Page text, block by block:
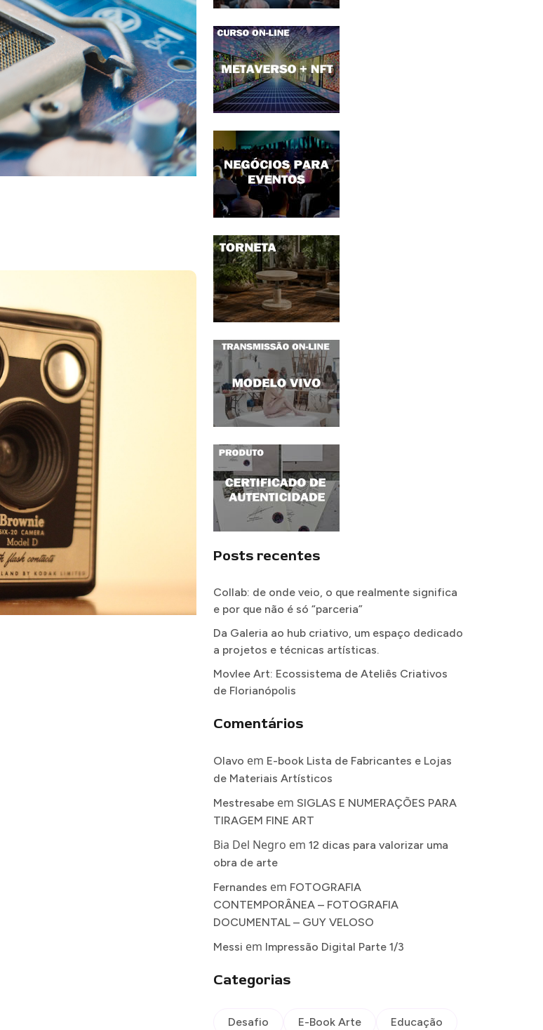
Posts recentes
Collab: de onde veio, o que realmente significa
e por que não é só “parceria”
Da Galeria ao hub criativo, um espaço dedicado
a projetos e técnicas artísticas.
Movlee Art: Ecossistema de Ateliês Criativos
de Florianópolis
Comentários
Olavo em E-book Lista de Fabricantes e Lojas
de Materiais Artísticos
Mestresabe em SIGLAS E NUMERAÇÕES PARA
TIRAGEM FINE ART
Bia Del Negro em 12 dicas para valorizar uma
obra de arte
Fernandes em FOTOGRAFIA
CONTEMPORÂNEA – FOTOGRAFIA
DOCUMENTAL – GUY VELOSO
Messi em Impressão Digital Parte 1/3
Categorias
Desafio E-Book Arte Educação